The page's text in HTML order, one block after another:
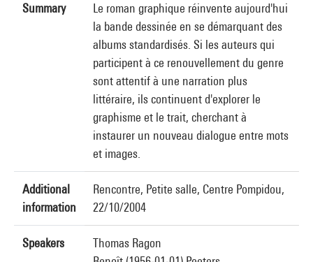
Summary
Le roman graphique réinvente aujourd'hui
la bande dessinée en se démarquant des
albums standardisés. Si les auteurs qui
participent à ce renouvellement du genre
sont attentif à une narration plus
littéraire, ils continuent d'explorer le
graphisme et le trait, cherchant à
instaurer un nouveau dialogue entre mots
et images.
Additional
information
Rencontre, Petite salle, Centre Pompidou,
22/10/2004
Speakers
Thomas Ragon